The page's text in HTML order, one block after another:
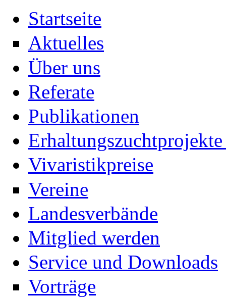
Startseite
Aktuelles
Über uns
Referate
Publikationen
Vivaristikpreise
Vereine
Landesverbände
Mitglied werden
Service und Downloads
Vorträge